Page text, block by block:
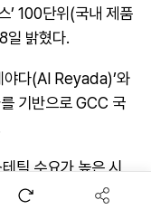
’ 100단위(국내 제품
일 밝혔다.
야다(Al Reyada)’와
기반으로 GCC 국
틱 수요가 높은 시
침습 미용시술 확대